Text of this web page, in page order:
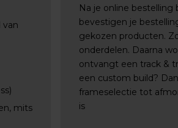
van
mits
Na je online bestelling
bevestigen je
gekozen producten.
onderdelen. Daarna
ontvangt een track &
een custom build?
frameselectie tot
is